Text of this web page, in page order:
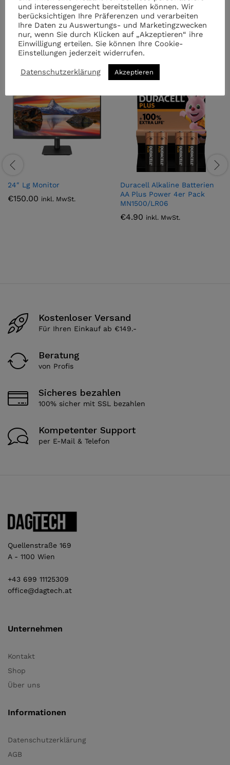
Ähnliche Artikel
24″ Lg Monitor
€150.00 inkl. MwSt.
Duracell Alkaline Batterien
AA Plus Power 4er Pack
MN1500/LR06
€4.90 inkl. MwSt.
Kostenloser Versand
Für Ihren Einkauf ab €149.-
Beratung
von Profis
Sicheres bezahlen
100% sicher mit SSL bezahlen
Kompetenter Support
per E-Mail & Telefon
Quellenstraße 169
A - 1100 Wien
+43 699 11125309
office@dagtech.at
Unternehmen
Kontakt
Shop
Über uns
Informationen
Datenschutzerklärung
AGB
und interessengerecht bereitstellen können. Wir
berücksichtigen Ihre Präferenzen und verarbeiten
Ihre Daten zu Auswertungs- und Marketingzwecken
nur, wenn Sie durch Klicken auf „Akzeptieren“ ihre
Einwilligung erteilen. Sie können Ihre Cookie-
Einstellungen jederzeit widerrufen.
Datenschutzerklärung Akzeptieren